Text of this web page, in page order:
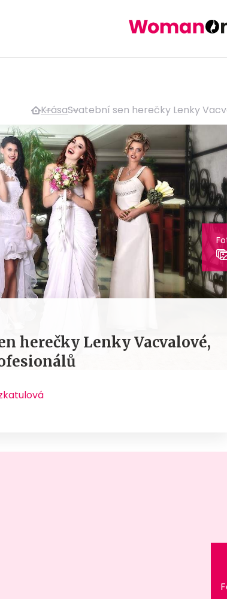
KrásaSvatební sen herečky Lenky
herečky Lenky Vacvalové,